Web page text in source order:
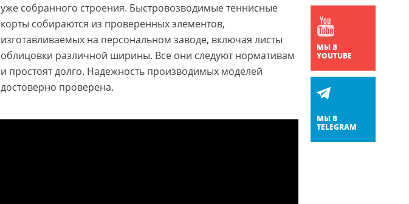
МЫ В
YOUTUBE
МЫ В
TELEGRAM
уже собранного строения. Быстровозводимые теннисные
корты собираются из проверенных элементов,
изготавливаемых на персональном заводе, включая листы
облицовки различной ширины. Все они следуют нормативам
и простоят долго. Надежность производимых моделей
достоверно проверена.